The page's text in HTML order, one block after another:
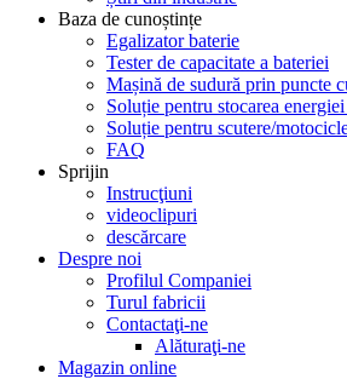
Baza de cunoștințe
Egalizator baterie
Tester de capacitate a bateriei
Mașină de sudură prin puncte
Soluție pentru stocarea
Soluție pentru scutere/
FAQ
Sprijin
Instrucţiuni
videoclipuri
descărcare
Despre noi
Profilul Companiei
Turul fabricii
Contactaţi-ne
Alăturaţi-ne
Magazin online